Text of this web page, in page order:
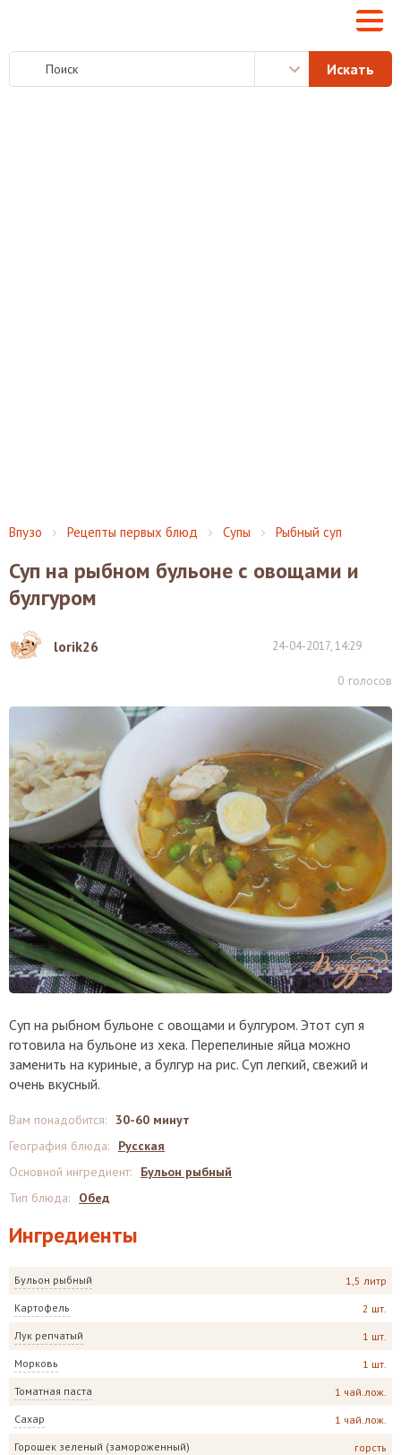
Впузо Рецепты первых блюд Супы Рыбный суп
Суп на рыбном бульоне с овощами и
булгуром
lorik26 24-04-2017, 14:29
0 голосов
Суп на рыбном бульоне с овощами и булгуром. Этот суп я
готовила на бульоне из хека. Перепелиные яйца можно
заменить на куриные, а булгур на рис. Суп легкий, свежий и
очень вкусный.
Ингредиенты
Бульон рыбный 1,5 литр
Картофель 2 шт.
Лук репчатый 1 шт.
Морковь 1 шт.
Томатная паста 1 чай.лож.
Сахар 1 чай.лож.
Горошек зеленый (замороженный) горсть
Вам понадобится:
30-60 минут
География блюда:
Русская
Основной ингредиент:
Бульон рыбный
Тип блюда: Обед